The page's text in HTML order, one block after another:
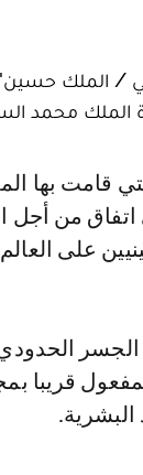
/ الملك
الملك محمد
على
الجسر
قريبا